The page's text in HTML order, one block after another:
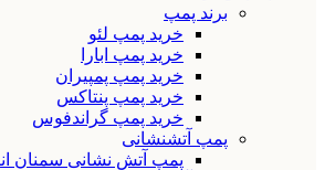
برند پمپ
خرید پمپ لئو
خرید پمپ ابارا
خرید پمپ پمپیران
خرید پمپ پنتاکس
خرید پمپ گراندفوس
پمپ آتشنشانی
پمپ آتش نشانی سمنان